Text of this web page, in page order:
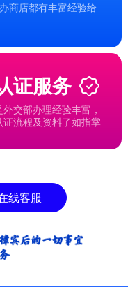
商店都有丰富经验给
证服务
交部办理经验丰富，
证流程及资料了如指掌
线客服